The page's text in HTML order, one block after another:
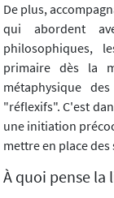
De plus,
qui abordent
philosophiques,
primaire dès la
métaphysique
"réflexifs". C'est
une initiation
mettre en place des
À quoi pense la